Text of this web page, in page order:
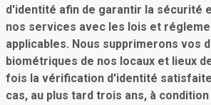
d'identité afin de garantir la sécurité
nos services avec les lois et
applicables. Nous supprimerons vos
biométriques de nos locaux et lieux
fois la vérification d'identité
cas, au plus tard trois ans, à